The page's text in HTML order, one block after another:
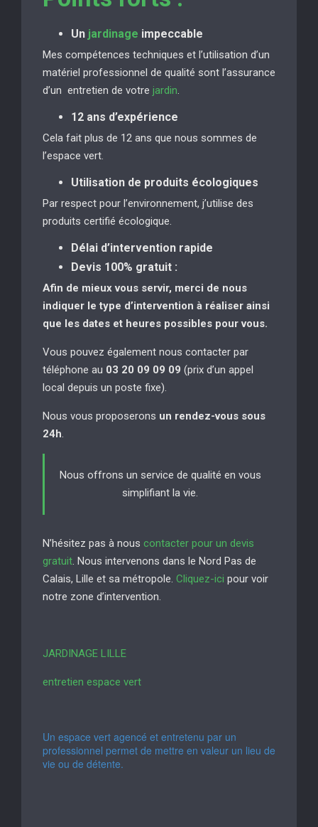
Un jardinage impeccable
Mes compétences techniques et l’utilisation d’un
matériel professionnel de qualité sont l’assurance
d’un entretien de votre jardin.
12 ans d’expérience
Cela fait plus de 12 ans que nous sommes de
l’espace vert.
Utilisation de produits écologiques
Par respect pour l’environnement, j’utilise des
produits certifié écologique.
Délai d’intervention rapide
Devis 100% gratuit :
Afin de mieux vous servir, merci de nous
indiquer le type d’intervention à réaliser ainsi
que les dates et heures possibles pour vous.
Vous pouvez également nous contacter par
téléphone au 03 20 09 09 09 (prix d’un appel
local depuis un poste fixe).
Nous vous proposerons un rendez-vous sous
24h.
Nous offrons un service de qualité en vous
simplifiant la vie.
N’hésitez pas à nous contacter pour un devis
gratuit. Nous intervenons dans le Nord Pas de
Calais, Lille et sa métropole. Cliquez-ici pour voir
notre zone d’intervention.
JARDINAGE LILLE
entretien espace vert
Un espace vert agencé et entretenu par un
professionnel permet de mettre en valeur un lieu de
vie ou de détente.